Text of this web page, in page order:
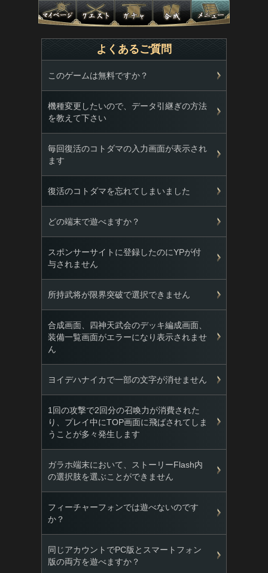
よくあるご質問
このゲームは無料ですか？
機種変更したいので、データ引継ぎの方法
を教えて下さい
毎回復活のコトダマの入力画面が表示され
ます
復活のコトダマを忘れてしまいました
どの端末で遊べますか？
スポンサーサイトに登録したのにYPが付
与されません
所持武将が限界突破で選択できません
合成画面、四神天武会のデッキ編成画面、
装備一覧画面がエラーになり表示されませ
ん
ヨイデハナイカで一部の文字が消せません
1回の攻撃で2回分の召喚力が消費された
り、プレイ中にTOP画面に飛ばされてしま
うことが多々発生します
ガラホ端末において、ストーリーFlash内
の選択肢を選ぶことができません
フィーチャーフォンでは遊べないのです
か？
同じアカウントでPC版とスマートフォン
版の両方を遊べますか？